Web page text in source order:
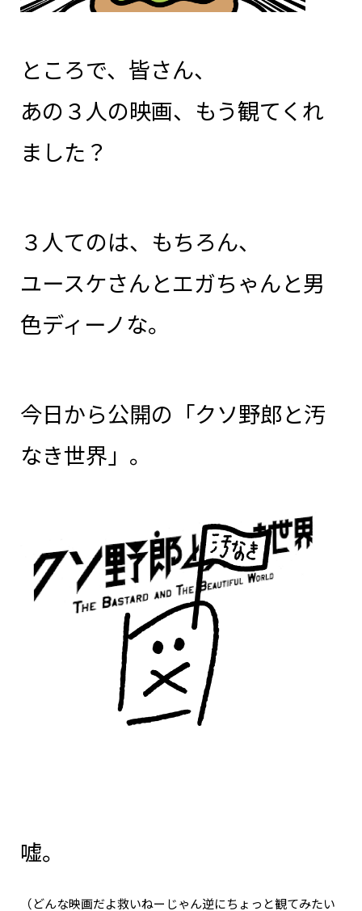
ところで、皆さん、
あの３人の映画、もう観てくれ
ました？
３人てのは、もちろん、
ユースケさんとエガちゃんと男
色ディーノな。
今日から公開の「クソ野郎と汚
なき世界」。
嘘。
（どんな映画だよ救いねーじゃん逆にちょっと観てみたい